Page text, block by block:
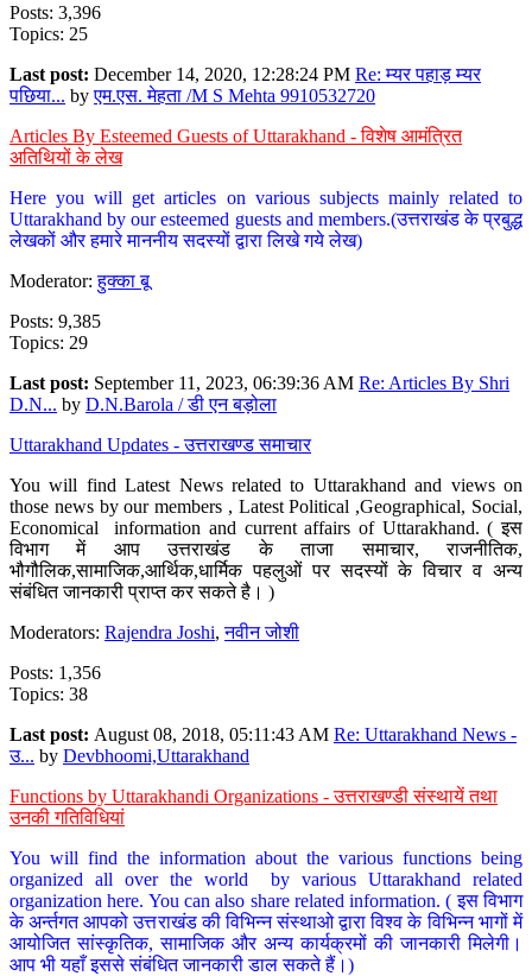
Posts: 3,396
Topics: 25
Last post: December 14, 2020, 12:28:24 PM Re: म्यर पहाड़ म्यर
पछिया... byएम.एस. मेहता /M S Mehta 9910532720
Articles By Esteemed Guests of Uttarakhand - विशेष आमंत्रित
अतिथियों के लेख
Here you will get articles on various subjects mainly related to
Uttarakhand by our esteemed guests and members.(उत्तराखंड के प्रबुद्ध
लेखकों और हमारे माननीय सदस्यों द्वारा लिखे गये लेख)
Moderator:हुक्का बू
Posts: 9,385
Topics: 29
Last post: September 11, 2023, 06:39:36 AM Re: Articles By Shri
D.N... by D.N.Barola / डी एन बड़ोला
Uttarakhand Updates - उत्तराखण्ड समाचार
You will find Latest News related to Uttarakhand and views on
those news by our members , Latest Political ,Geographical, Social,
Economical information and current affairs of Uttarakhand. ( इस
विभाग में आप उत्तराखंड के ताजा समाचार, राजनीतिक,
भौगौलिक,सामाजिक,आर्थिक,धार्मिक पहलुओं पर सदस्यों के विचार व अन्य
संबंधित जानकारी प्राप्त कर सकते है। )
Moderators: Rajendra Joshi,नवीन जोशी
Posts: 1,356
Topics: 38
Last post: August 08, 2018, 05:11:43 AM Re: Uttarakhand News -
उ... by Devbhoomi,Uttarakhand
Functions by Uttarakhandi Organizations - उत्तराखण्डी संस्थायें तथा
उनकी गतिविधियां
You will find the information about the various functions being
organized all over the world by various Uttarakhand related
organization here. You can also share related information. ( इस विभाग
के अर्न्तगत आपको उत्तराखंड की विभिन्न संस्थाओ द्वारा विश्व के विभिन्न भागों में
आयोजित सांस्कृतिक, सामाजिक और अन्य कार्यक्रमों की जानकारी मिलेगी।
आप भी यहाँ इससे संबंधित जानकारी डाल सकते हैं।)